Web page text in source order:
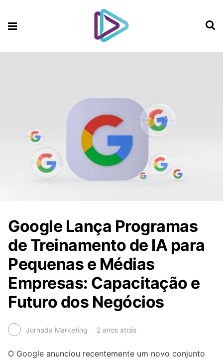
Google Lança Programas
de Treinamento de IA para
Pequenas e Médias
Empresas: Capacitação e
Futuro dos Negócios
Jornada Marketing 2 anos atrás
O Google anunciou recentemente um novo conjunto